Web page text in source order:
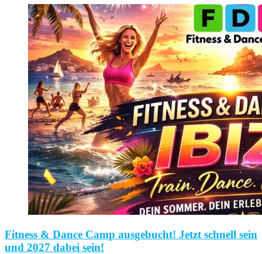
Fitness & Dance Camp ausgebucht! Jetzt schnell sein
und 2027 dabei sein!